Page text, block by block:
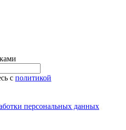
с политикой
персональных данных